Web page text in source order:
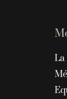
La